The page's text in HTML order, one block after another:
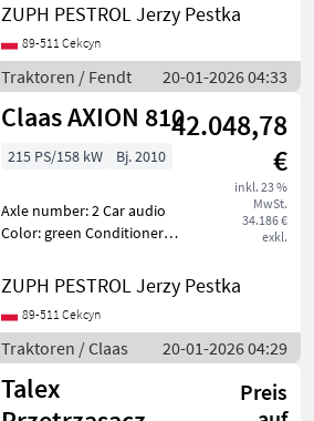
Engine volume: 6057 ---
Stan: Używany - bardzo
dobry stan Koła
napędzające: 4 koła S
ZUPH PESTROL Jerzy Pestka
89-511 Cekcyn
Traktoren / Fendt 20-01-2026 04:33
Claas AXION 81042.048,78
€
inkl. 23 %
MwSt.
34.186 €
exkl.
215 PS/158 kW Bj. 2010
Axle number: 2 Car audio
Color: green Conditioner
Engine model: John Deere
o pojemności 6, 8L --- Stan:
Używany - bardzo dobry
stan Koła nap
ZUPH PESTROL Jerzy Pestka
89-511 Cekcyn
Traktoren / Claas 20-01-2026 04:29
Talex
Preis